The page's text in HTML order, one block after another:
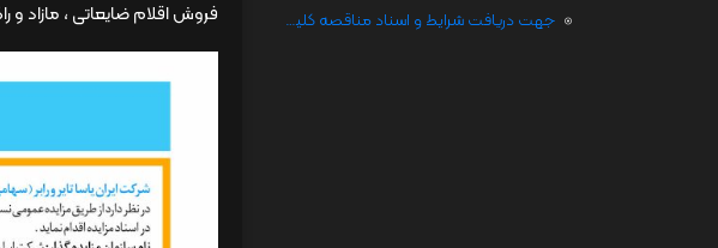
جهت دریافت شرایط و اسناد مناقصه کلیک فرمائید
فروش اقلام ضایعاتی ، مازاد و